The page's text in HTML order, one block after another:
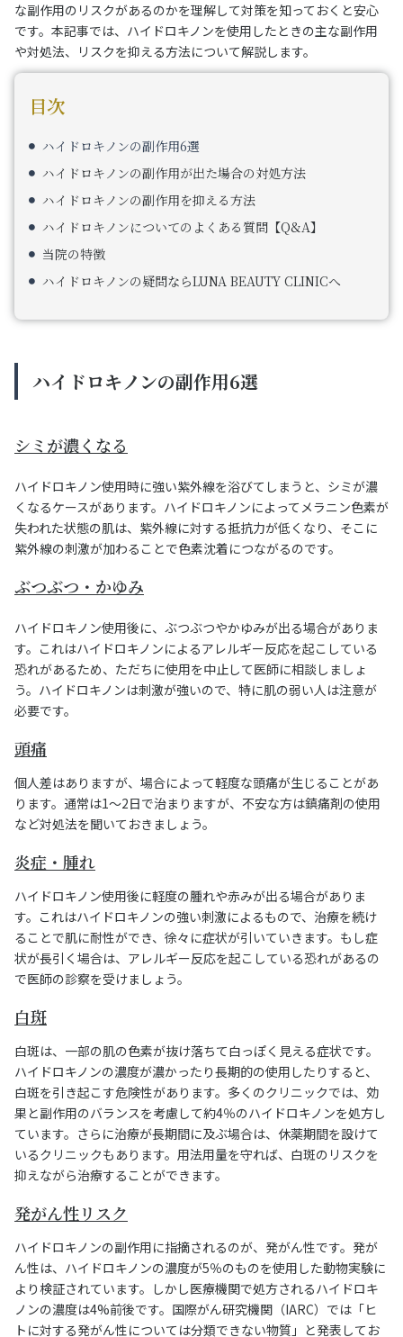
な副作用のリスクがあるのかを理解して対策を知っておくと安心
です。本記事では、ハイドロキノンを使用したときの主な副作用
や対処法、リスクを抑える方法について解説します。
目次
ハイドロキノンの副作用6選
ハイドロキノンの副作用が出た場合の対処方法
ハイドロキノンの副作用を抑える方法
ハイドロキノンについてのよくある質問【Q&A】
当院の特徴
ハイドロキノンの疑問ならLUNA BEAUTY CLINICへ
ハイドロキノンの副作用6選
シミが濃くなる
ハイドロキノン使用時に強い紫外線を浴びてしまうと、シミが濃
くなるケースがあります。ハイドロキノンによってメラニン色素が
失われた状態の肌は、紫外線に対する抵抗力が低くなり、そこに
紫外線の刺激が加わることで色素沈着につながるのです。
ぶつぶつ・かゆみ
ハイドロキノン使用後に、ぶつぶつやかゆみが出る場合がありま
す。これはハイドロキノンによるアレルギー反応を起こしている
恐れがあるため、ただちに使用を中止して医師に相談しましょ
う。ハイドロキノンは刺激が強いので、特に肌の弱い人は注意が
必要です。
頭痛
個人差はありますが、場合によって軽度な頭痛が生じることがあ
ります。通常は1～2日で治まりますが、不安な方は鎮痛剤の使用
など対処法を聞いておきましょう。
炎症・腫れ
ハイドロキノン使用後に軽度の腫れや赤みが出る場合がありま
す。これはハイドロキノンの強い刺激によるもので、治療を続け
ることで肌に耐性ができ、徐々に症状が引いていきます。もし症
状が長引く場合は、アレルギー反応を起こしている恐れがあるの
で医師の診察を受けましょう。
白斑
白斑は、一部の肌の色素が抜け落ちて白っぽく見える症状です。
ハイドロキノンの濃度が濃かったり長期的の使用したりすると、
白斑を引き起こす危険性があります。多くのクリニックでは、効
果と副作用のバランスを考慮して約4％のハイドロキノンを処方し
ています。さらに治療が長期間に及ぶ場合は、休薬期間を設けて
いるクリニックもあります。用法用量を守れば、白斑のリスクを
抑えながら治療することができます。
発がん性リスク
ハイドロキノンの副作用に指摘されるのが、発がん性です。発が
ん性は、ハイドロキノンの濃度が5％のものを使用した動物実験に
より検証されています。しかし医療機関で処方されるハイドロキ
ノンの濃度は4%前後です。国際がん研究機関（IARC）では「ヒ
トに対する発がん性については分類できない物質」と発表してお